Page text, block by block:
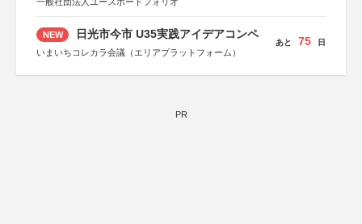
NEW 日光市今市 U35実践アイデアコンペ
いまいちコレカラ会議（エリアプラットフォーム）
あと 75 日
PR